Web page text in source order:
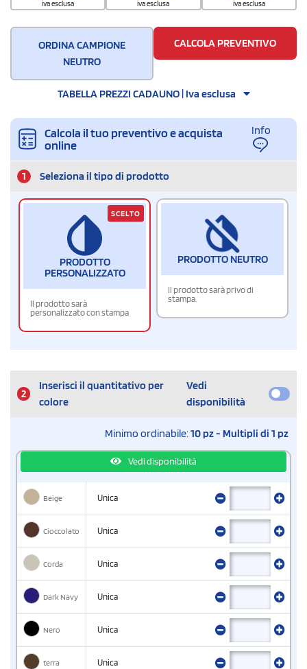
iva esclusa iva esclusa iva esclusa
ORDINA CAMPIONE
NEUTRO
CALCOLA PREVENTIVO
TABELLA PREZZI CADAUNO | Iva esclusa
Calcola il tuo preventivo e acquista
online
Info
1 Seleziona il tipo di prodotto
PRODOTTO
PERSONALIZZATO
Il prodotto sarà
personalizzato con stampa
SCELTO
PRODOTTO NEUTRO
Il prodotto sarà privo di
stampa.
2
Inserisci il quantitativo per
colore
Vedi
disponibilità
Minimo ordinabile:10 pz - Multipli di 1 pz
Vedi disponibilità
Beige Unica
Cioccolato Unica
Corda Unica
Dark Navy Unica
Nero Unica
terra Unica